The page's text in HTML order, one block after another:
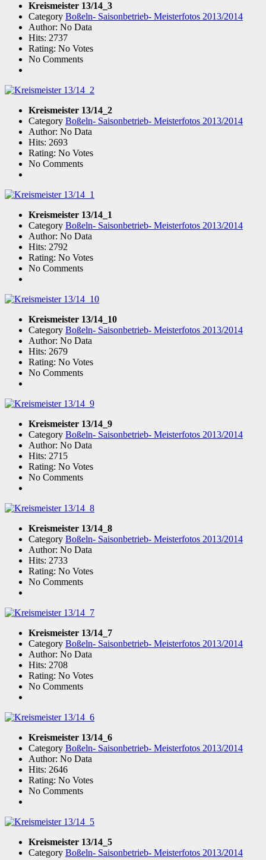
Kreismeister 13/14_3
Category Boßeln- Saisonbetrieb- Meisterfotos 2013/2014
Author: No Data
Hits: 2737
Rating: No Votes
No Comments
Kreismeister 13/14_2
Category Boßeln- Saisonbetrieb- Meisterfotos 2013/2014
Author: No Data
Hits: 2693
Rating: No Votes
No Comments
Kreismeister 13/14_1
Category Boßeln- Saisonbetrieb- Meisterfotos 2013/2014
Author: No Data
Hits: 2792
Rating: No Votes
No Comments
Kreismeister 13/14_10
Category Boßeln- Saisonbetrieb- Meisterfotos 2013/2014
Author: No Data
Hits: 2679
Rating: No Votes
No Comments
Kreismeister 13/14_9
Category Boßeln- Saisonbetrieb- Meisterfotos 2013/2014
Author: No Data
Hits: 2715
Rating: No Votes
No Comments
Kreismeister 13/14_8
Category Boßeln- Saisonbetrieb- Meisterfotos 2013/2014
Author: No Data
Hits: 2733
Rating: No Votes
No Comments
Kreismeister 13/14_7
Category Boßeln- Saisonbetrieb- Meisterfotos 2013/2014
Author: No Data
Hits: 2708
Rating: No Votes
No Comments
Kreismeister 13/14_6
Category Boßeln- Saisonbetrieb- Meisterfotos 2013/2014
Author: No Data
Hits: 2646
Rating: No Votes
No Comments
Kreismeister 13/14_5
Category Boßeln- Saisonbetrieb- Meisterfotos 2013/2014